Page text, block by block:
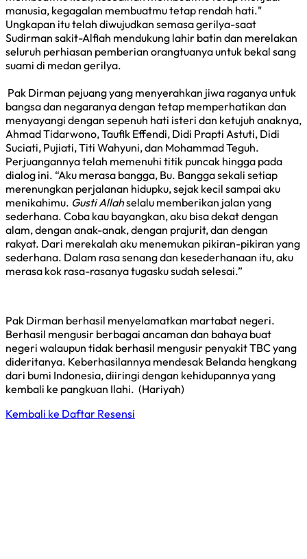
manusia, kegagalan membuatmu tetap rendah hati."
Ungkapan itu telah diwujudkan semasa gerilya-saat
Sudirman sakit-Alfiah mendukung lahir batin dan merelakan
seluruh perhiasan pemberian orangtuanya untuk bekal sang
suami di medan gerilya.
Pak Dirman pejuang yang menyerahkan jiwa raganya untuk
bangsa dan negaranya dengan tetap memperhatikan dan
menyayangi dengan sepenuh hati isteri dan ketujuh anaknya,
Ahmad Tidarwono, Taufik Effendi, Didi Prapti Astuti, Didi
Suciati, Pujiati, Titi Wahyuni, dan Mohammad Teguh.
Perjuangannya telah memenuhi titik puncak hingga pada
dialog ini. “Aku merasa bangga, Bu. Bangga sekali setiap
merenungkan perjalanan hidupku, sejak kecil sampai aku
menikahimu. Gusti Allahselalu memberikan jalan yang
sederhana. Coba kau bayangkan, aku bisa dekat dengan
alam, dengan anak-anak, dengan prajurit, dan dengan
rakyat. Dari merekalah aku menemukan pikiran-pikiran yang
sederhana. Dalam rasa senang dan kesederhanaan itu, aku
merasa kok rasa-rasanya tugasku sudah selesai.”
Pak Dirman berhasil menyelamatkan martabat negeri.
Berhasil mengusir berbagai ancaman dan bahaya buat
negeri walaupun tidak berhasil mengusir penyakit TBC yang
dideritanya. Keberhasilannya mendesak Belanda hengkang
dari bumi Indonesia, diiringi dengan kehidupannya yang
kembali ke pangkuan Ilahi. (Hariyah)
Kembali ke Daftar Resensi